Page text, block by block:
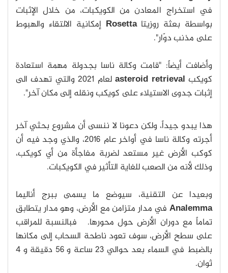
في استخراج المعادن من الكويكبات، من خلال الإثبات
بواسطة بعثة روزيتاRosetta إمكانية الالتقاء والهبوط
على مذنب دوّار".
وأضافت أيضاً: "قامت وكالة ناسا بجدولة مهمة استعادة
كويكبasteroid retrieval
لعام 2021 والتي تهدف الى
إثبات جدوى الاستيلاء على كويكب ونقله إلى مكان آخر".
هذا يبدو جيداً، ولكن دعونا لا ننسى أن مشروع بحثي آخر
أجرته وكالة ناسا في أواخر عام 2016، والذي وجد فيه أن
كوكب الأرض غير مستعد لضربة مفاجأة من أي كويكب،
وذلك لأنه من الصعب للغاية التأثير في الكويكبات.
وبعيدا عن التقنية، سيوضع ما يسمى ببرج أناليما
Analemma في مدار متزامن مع الأرض، وهو مدار يتطابق
تماماً مع دوران الأرض حول محورها. فبالنسبة للمراقب
على سطح الأرض، سوف تعود ناطحة السحاب إلى مكانها
بالضبط في السماء بعد حوالي 23 ساعة و 56 دقيقة و 4
ثوان.